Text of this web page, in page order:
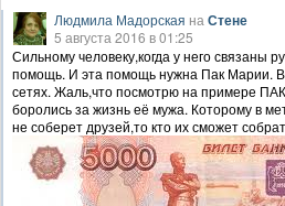
Людмила Мадорская на Стене
5 августа 2016 в 01:25
Сильному человеку,когда у него связаны
помощь. И эта помощь нужна Пак Марии.
сетях. Жаль,что посмотрю на примере
боролись за жизнь её мужа. Которому в
не соберет друзей,то кто их сможет